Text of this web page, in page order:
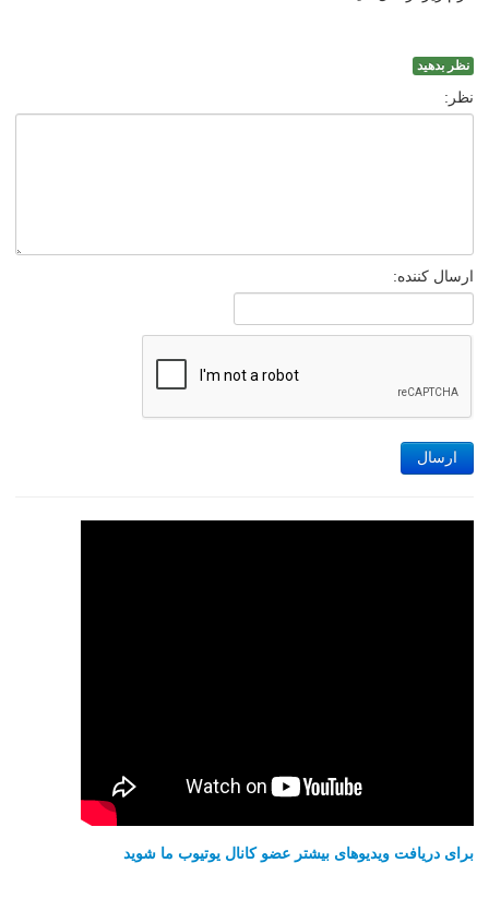
نظر بدهید
نظر:
ارسال کننده:
ارسال
برای دریافت ویدیوهای بیشتر عضو کانال یوتیوب ما شوید